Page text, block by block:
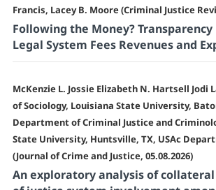
Francis, Lacey B. Moore (Criminal Justice
Following the Money?
Legal System Fees Revenues and
McKenzie L. Jossie Elizabeth N. Hartsell Jodi
of Sociology, Louisiana State University,
Department of Criminal Justice and
State University, Huntsville, TX, USAc
(Journal of Crime and Justice, 05.08.2026)
An exploratory analysis of collateral